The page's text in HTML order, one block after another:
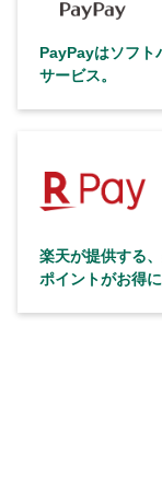
PayPayはソフト
サービス。
楽天が提供する
ポイントがお得